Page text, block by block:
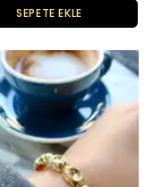
SEPETE EKLE